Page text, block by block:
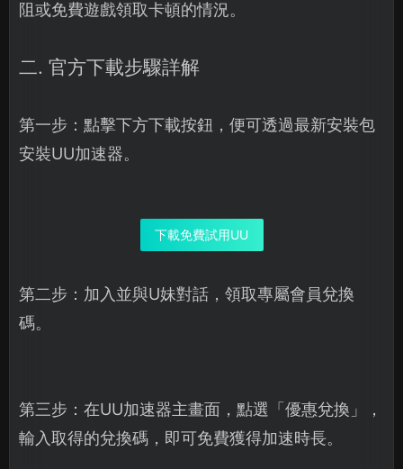
阻或免費遊戲領取卡頓的情況。
二. 官方下載步驟詳解
第一步：點擊下方下載按鈕，便可透過最新安裝包
安裝UU加速器。
下載免費試用UU
第二步：加入並與U妹對話，領取專屬會員兌換
碼。
第三步：在UU加速器主畫面，點選「優惠兌換」，
輸入取得的兌換碼，即可免費獲得加速時長。